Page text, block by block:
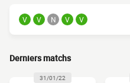
V V N V V
Derniers matchs
31/01/22